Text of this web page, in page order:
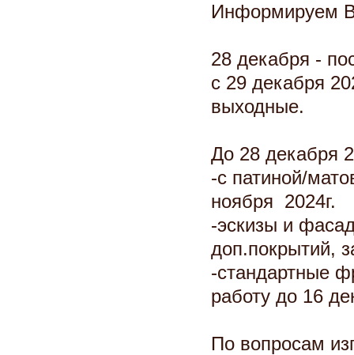
Информируем
28 декабря -
с 29 декабря
выходные.
До 28 декабря
-с патиной/
ноября 2024г.
-эскизы и
доп.покрытий,
-стандартные
работу до 16
По вопросам